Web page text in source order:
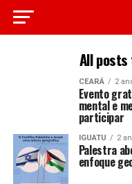
All
CEARÁ 2
Evento
mental e
participar
IGUATU 2
Palestra
enfoque